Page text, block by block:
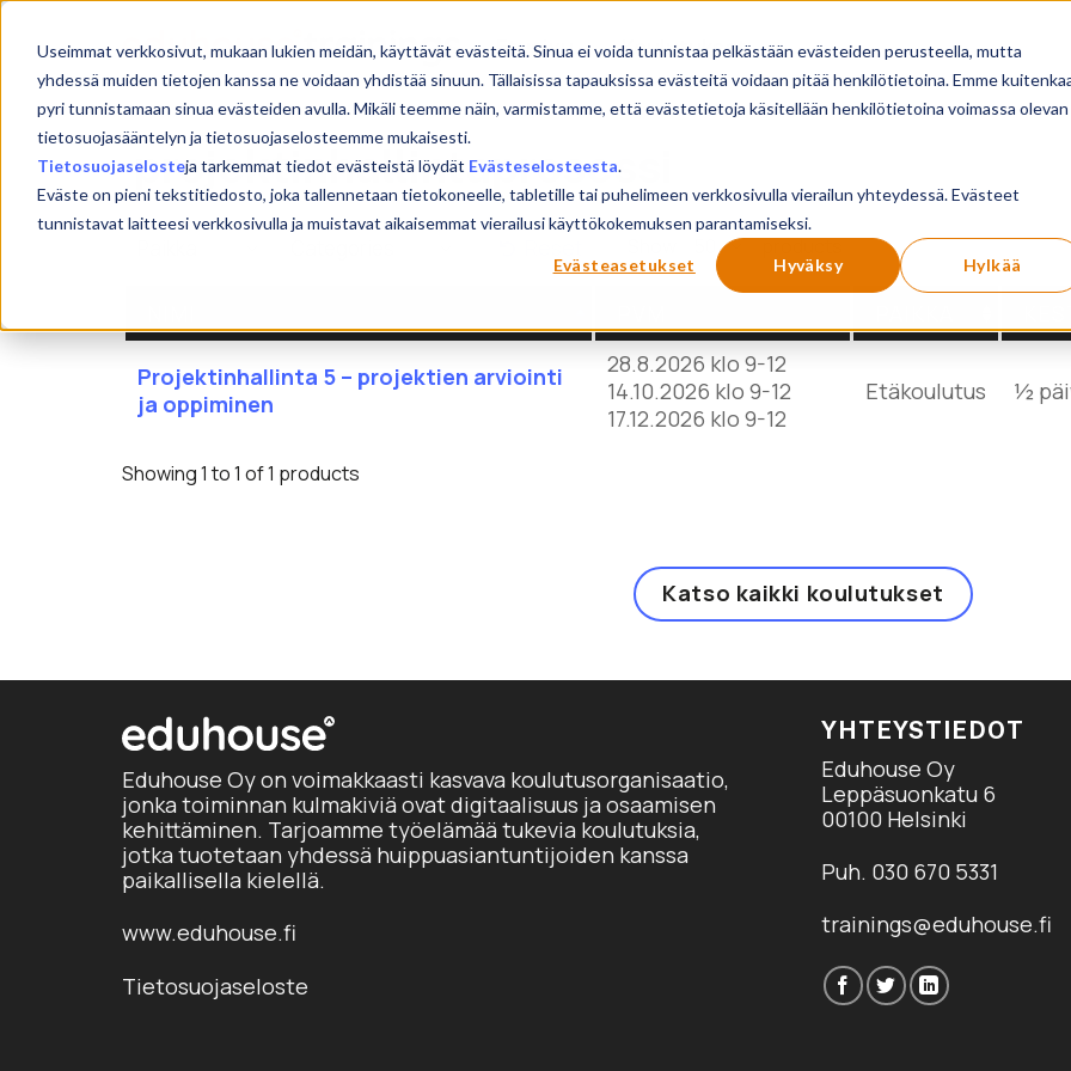
Useimmat verkkosivut, mukaan lukien meidän, käyttävät evästeitä. Sinua ei voida tunnistaa pelkästään evästeiden perusteella, mutta
yhdessä muiden tietojen kanssa ne voidaan yhdistää sinuun. Tällaisissa tapauksissa evästeitä voidaan pitää henkilötietoina. Emme
pyri tunnistamaan sinua evästeiden avulla. Mikäli teemme näin, varmistamme, että evästetietoja käsitellään henkilötietoina voimassa olevan
tietosuojasääntelyn ja tietosuojaselosteemme mukaisesti.
Tietosuojaselosteja tarkemmat tiedot evästeistä löydät Evästeselosteesta.
Eväste on pieni tekstitiedosto, joka tallennetaan tietokoneelle, tabletille tai puhelimeen verkkosivulla vierailun yhteydessä. Evästeet
tunnistavat laitteesi verkkosivulla ja muistavat aikaisemmat vierailusi käyttökokemuksen parantamiseksi.
Evästeasetukset Hyväksy Hylkää
Skip
content
Etusivu Koulutukset
projektinhallintaprosessi
products
Projektinhallinta 5 – projektien arviointi
ja oppiminen
28.8.2026 klo 9-12
14.10.2026 klo 9-12
17.12.2026 klo 9-12
Etäkoulutus ½
Showing 1 to 1 of 1 products
Katso kaikki koulutukset
Eduhouse Oy on voimakkaasti kasvava koulutusorganisaatio,
jonka toiminnan kulmakiviä ovat digitaalisuus ja osaamisen
kehittäminen. Tarjoamme työelämää tukevia koulutuksia,
jotka tuotetaan yhdessä huippuasiantuntijoiden kanssa
paikallisella kielellä.
www.eduhouse.fi
Tietosuojaseloste
YHTEYSTIEDOT
Eduhouse Oy
Leppäsuonkatu 6
00100 Helsinki
Puh. 030 670 5331
trainings@eduhouse.fi